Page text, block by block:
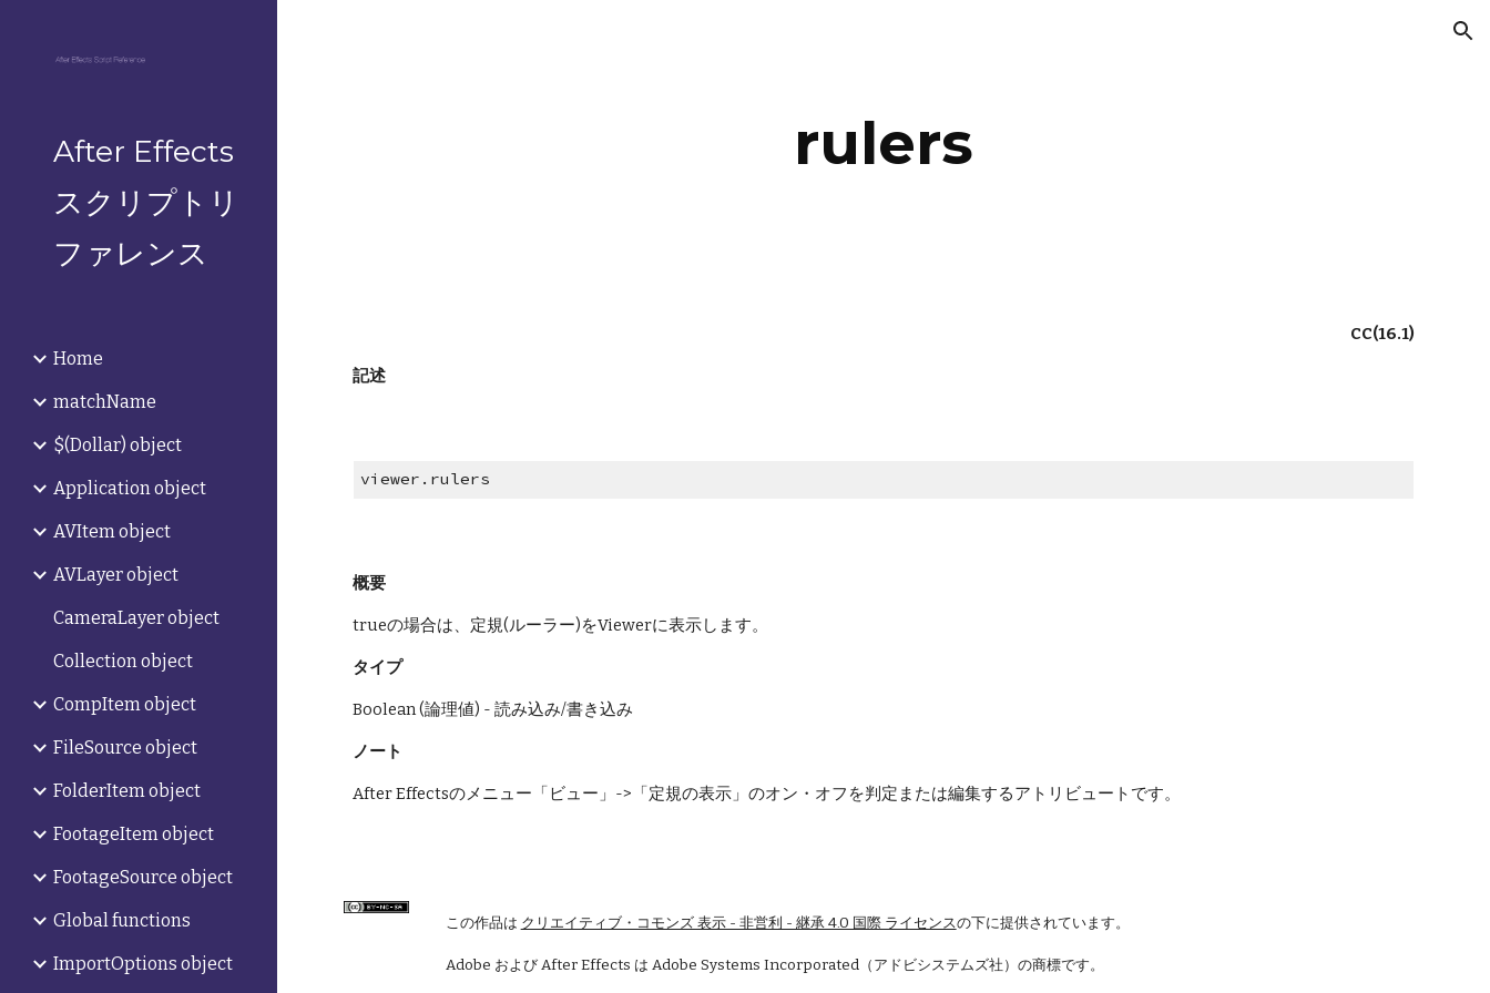
After Effects
スクリプトリ
ファレンス
Home
matchName
$(Dollar) object
Application object
AVItem object
AVLayer object
CameraLayer object
Collection object
CompItem object
FileSource object
FolderItem object
FootageItem object
FootageSource object
Global functions
ImportOptions object
rulers
CC(16.1)
記述
viewer.rulers
概要
trueの場合は、定規(ルーラー)をViewerに表示します。
タイプ
Boolean (論理値) - 読み込み/書き込み
ノート
After Effectsのメニュー「ビュー」->「定規の表示」のオン・オフを判定または編集するアトリビュートです。
この作品は クリエイティブ・コモンズ 表示 - 非営利 - 継承 4.0 国際 ライセンスの下に提供されています。
Adobe および After Effects は Adobe Systems Incorporated（アドビシステムズ社）の商標です。